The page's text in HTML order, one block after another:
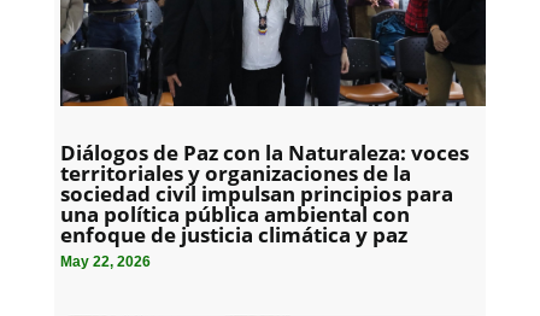
Diálogos de Paz con la Naturaleza: voces
territoriales y organizaciones de la
sociedad civil impulsan principios para
una política pública ambiental con
enfoque de justicia climática y paz
May 22, 2026